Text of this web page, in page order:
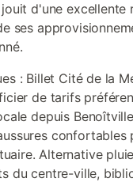
d'une excellente
ses
: Billet Cité de la
de tarifs
depuis
confortables
Alternative
du centre-ville,